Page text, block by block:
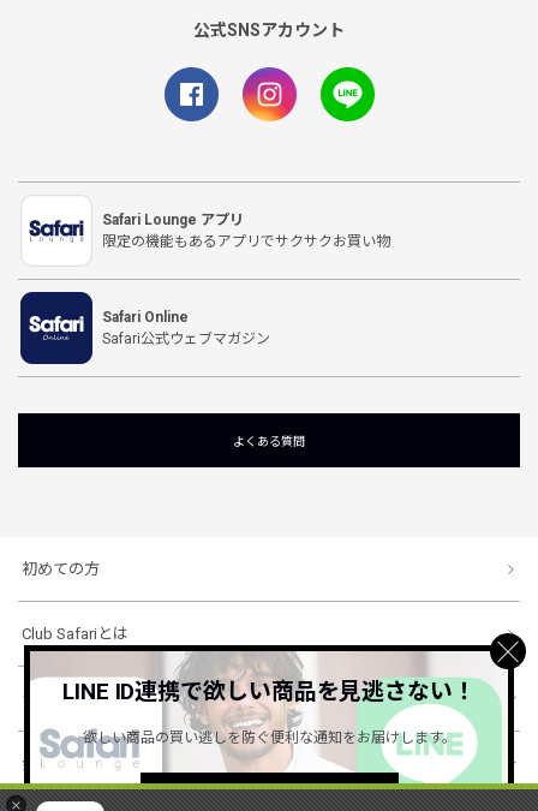
×
公式SNSアカウント
Safari Lounge アプリ
限定の機能もあるアプリでサクサクお買い物
Safari Online
Safari公式ウェブマガジン
よくある質問
初めての方
Club Safariとは
ショッピングガイド
会社概要・規約
LINE ID連携で欲しい商品を見逃さない！
欲しい商品の買い逃しを防ぐ便利な通知をお届けします。
詳しくはこちら ＞